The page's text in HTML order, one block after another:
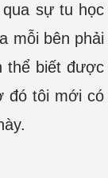
sự tu học
mỗi bên phải
thể biết được
đó tôi mới có